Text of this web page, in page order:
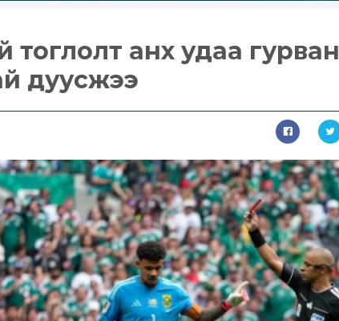
анх удаа гурван
дуусжээ